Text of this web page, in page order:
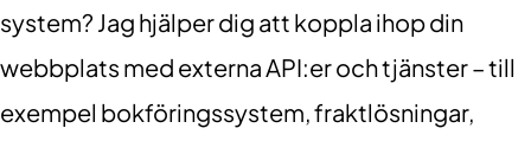
system? Jag hjälper dig att koppla ihop din
webbplats med externa API:er och tjänster – till
exempel bokföringssystem, fraktlösningar,